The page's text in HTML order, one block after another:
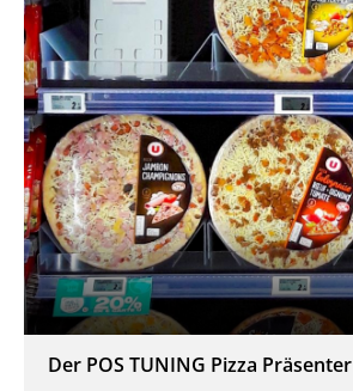
Der POS TUNING Pizza Präsenter